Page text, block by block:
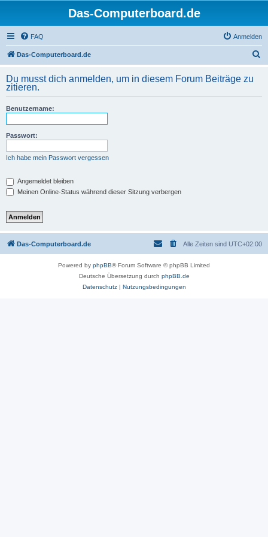
Das-Computerboard.de
FAQ Anmelden
Das-Computerboard.de
h
Du musst dich anmelden, um in diesem Forum Beiträge zu
zitieren.
Benutzername:
Passwort:
Ich habe mein Passwort vergessen
Angemeldet bleiben
Meinen Online-Status während dieser Sitzung verbergen
Das-Computerboard.de Alle Zeiten sind UTC+02:00
Powered by phpBB® Forum Software © phpBB Limited
Deutsche Übersetzung durch phpBB.de
Datenschutz| Nutzungsbedingungen